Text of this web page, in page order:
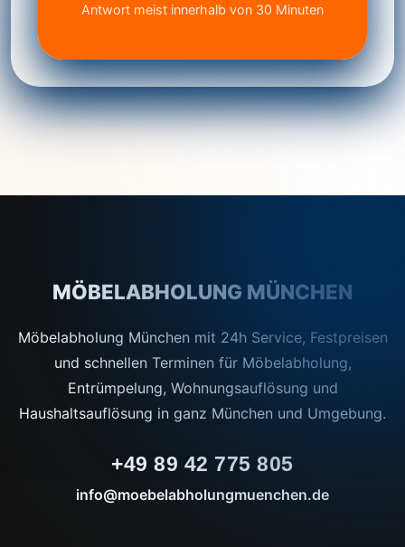
Antwort meist innerhalb von 30 Minuten
MÖBELABHOLUNG MÜNCHEN
Möbelabholung München mit 24h Service, Festpreisen
und schnellen Terminen für Möbelabholung,
Entrümpelung, Wohnungsauflösung und
Haushaltsauflösung in ganz München und Umgebung.
+49 89 42 775 805
info@moebelabholungmuenchen.de